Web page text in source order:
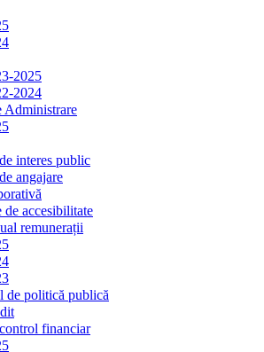
2025
2024
Administrare
interes public
angajare
de accesibilitate
remunerații
de politică publică
financiar